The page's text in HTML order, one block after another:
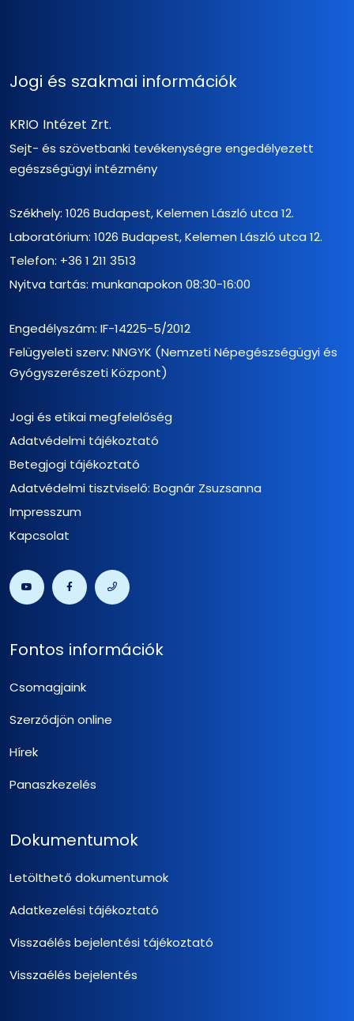
Jogi és szakmai információk
KRIO Intézet Zrt.
Sejt- és szövetbanki tevékenységre engedélyezett
egészségügyi intézmény
Székhely: 1026 Budapest, Kelemen László utca 12.
Laboratórium: 1026 Budapest, Kelemen László utca 12.
Telefon: +36 1 211 3513
Nyitva tartás: munkanapokon 08:30-16:00
Engedélyszám: IF-14225-5/2012
Felügyeleti szerv: NNGYK (Nemzeti Népegészségügyi és
Gyógyszerészeti Központ)
Jogi és etikai megfelelőség
Adatvédelmi tájékoztató
Betegjogi tájékoztató
Adatvédelmi tisztviselő: Bognár Zsuzsanna
Impresszum
Kapcsolat
Fontos információk
Csomagjaink
Szerződjön online
Hírek
Panaszkezelés
Dokumentumok
Letölthető dokumentumok
Adatkezelési tájékoztató
Visszaélés bejelentési tájékoztató
Visszaélés bejelentés